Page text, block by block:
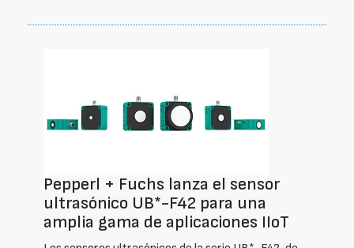
Pepperl + Fuchs lanza el sensor
ultrasónico UB*-F42 para una
amplia gama de aplicaciones IIoT